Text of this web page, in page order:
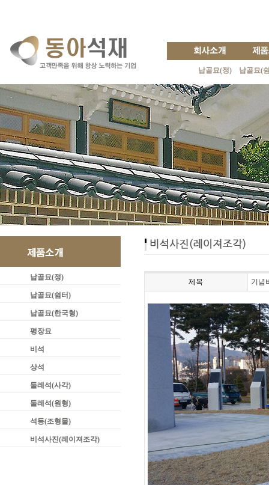
납골묘(정) 납골묘(
납골묘(정)
납골묘(쉼터)
납골묘(한국형)
평장묘
비석
상석
둘레석(사각)
둘레석(원형)
석등(조형물)
비석사진(레이져조각)
제목 기념